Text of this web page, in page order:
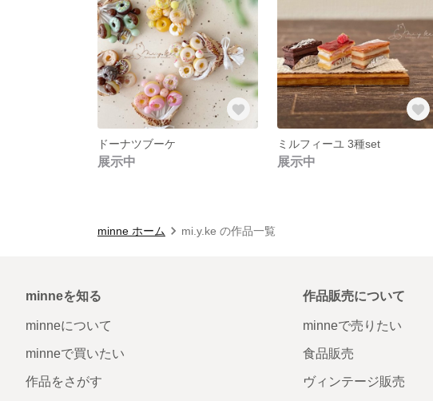
ドーナツブーケ
展示中
ミルフィーユ 3種set
展示中
minne ホーム mi.y.ke の作品一覧
minneを知る
minneについて
minneで買いたい
作品をさがす
作品販売について
minneで売りたい
食品販売
ヴィンテージ販売